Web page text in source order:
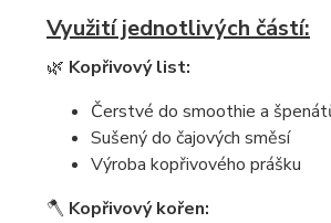
Využití jednotlivých částí:
🌿 Kopřivový list:
Čerstvé do smoothie a
Sušený do čajových směsí
Výroba kopřivového prášku
🪓 Kopřivový kořen: